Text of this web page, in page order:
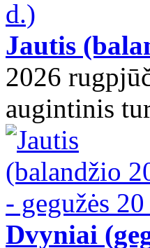
Jautis
2026
augintinis
Dvyniai